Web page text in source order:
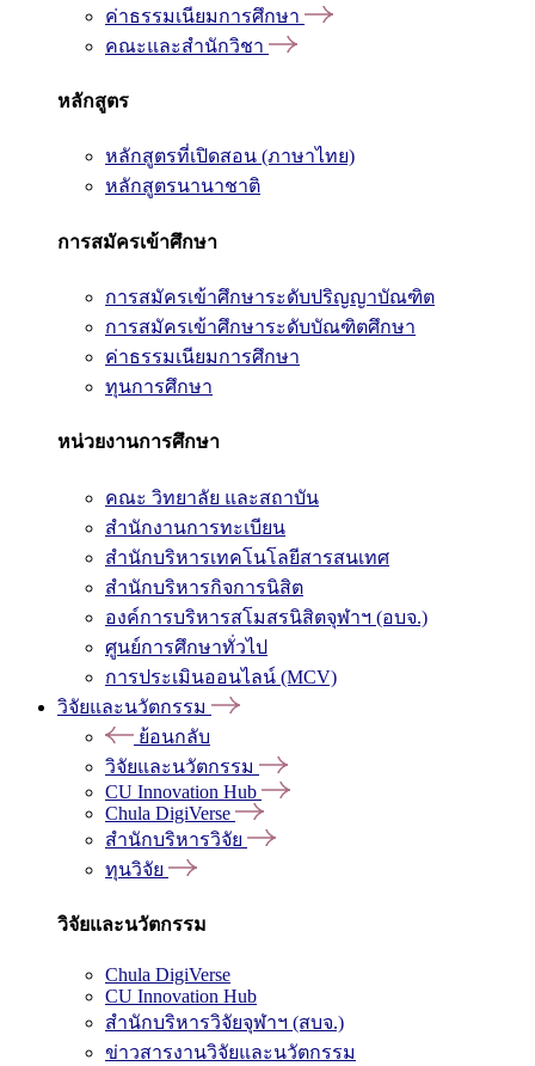
ค่าธรรมเนียมการศึกษา
คณะและสำนักวิชา
หลักสูตร
หลักสูตรที่เปิดสอน (ภาษาไทย)
หลักสูตรนานาชาติ
การสมัครเข้าศึกษา
การสมัครเข้าศึกษาระดับปริญญาบัณฑิต
การสมัครเข้าศึกษาระดับบัณฑิตศึกษา
ค่าธรรมเนียมการศึกษา
ทุนการศึกษา
หน่วยงานการศึกษา
คณะ วิทยาลัย และสถาบัน
สำนักงานการทะเบียน
สำนักบริหารเทคโนโลยีสารสนเทศ
สำนักบริหารกิจการนิสิต
องค์การบริหารสโมสรนิสิตจุฬาฯ (อบจ.)
ศูนย์การศึกษาทั่วไป
การประเมินออนไลน์ (MCV)
วิจัยและนวัตกรรม
ย้อนกลับ
วิจัยและนวัตกรรม
CU Innovation Hub
Chula DigiVerse
สำนักบริหารวิจัย
ทุนวิจัย
วิจัยและนวัตกรรม
Chula DigiVerse
CU Innovation Hub
สำนักบริหารวิจัยจุฬาฯ (สบจ.)
ข่าวสารงานวิจัยและนวัตกรรม